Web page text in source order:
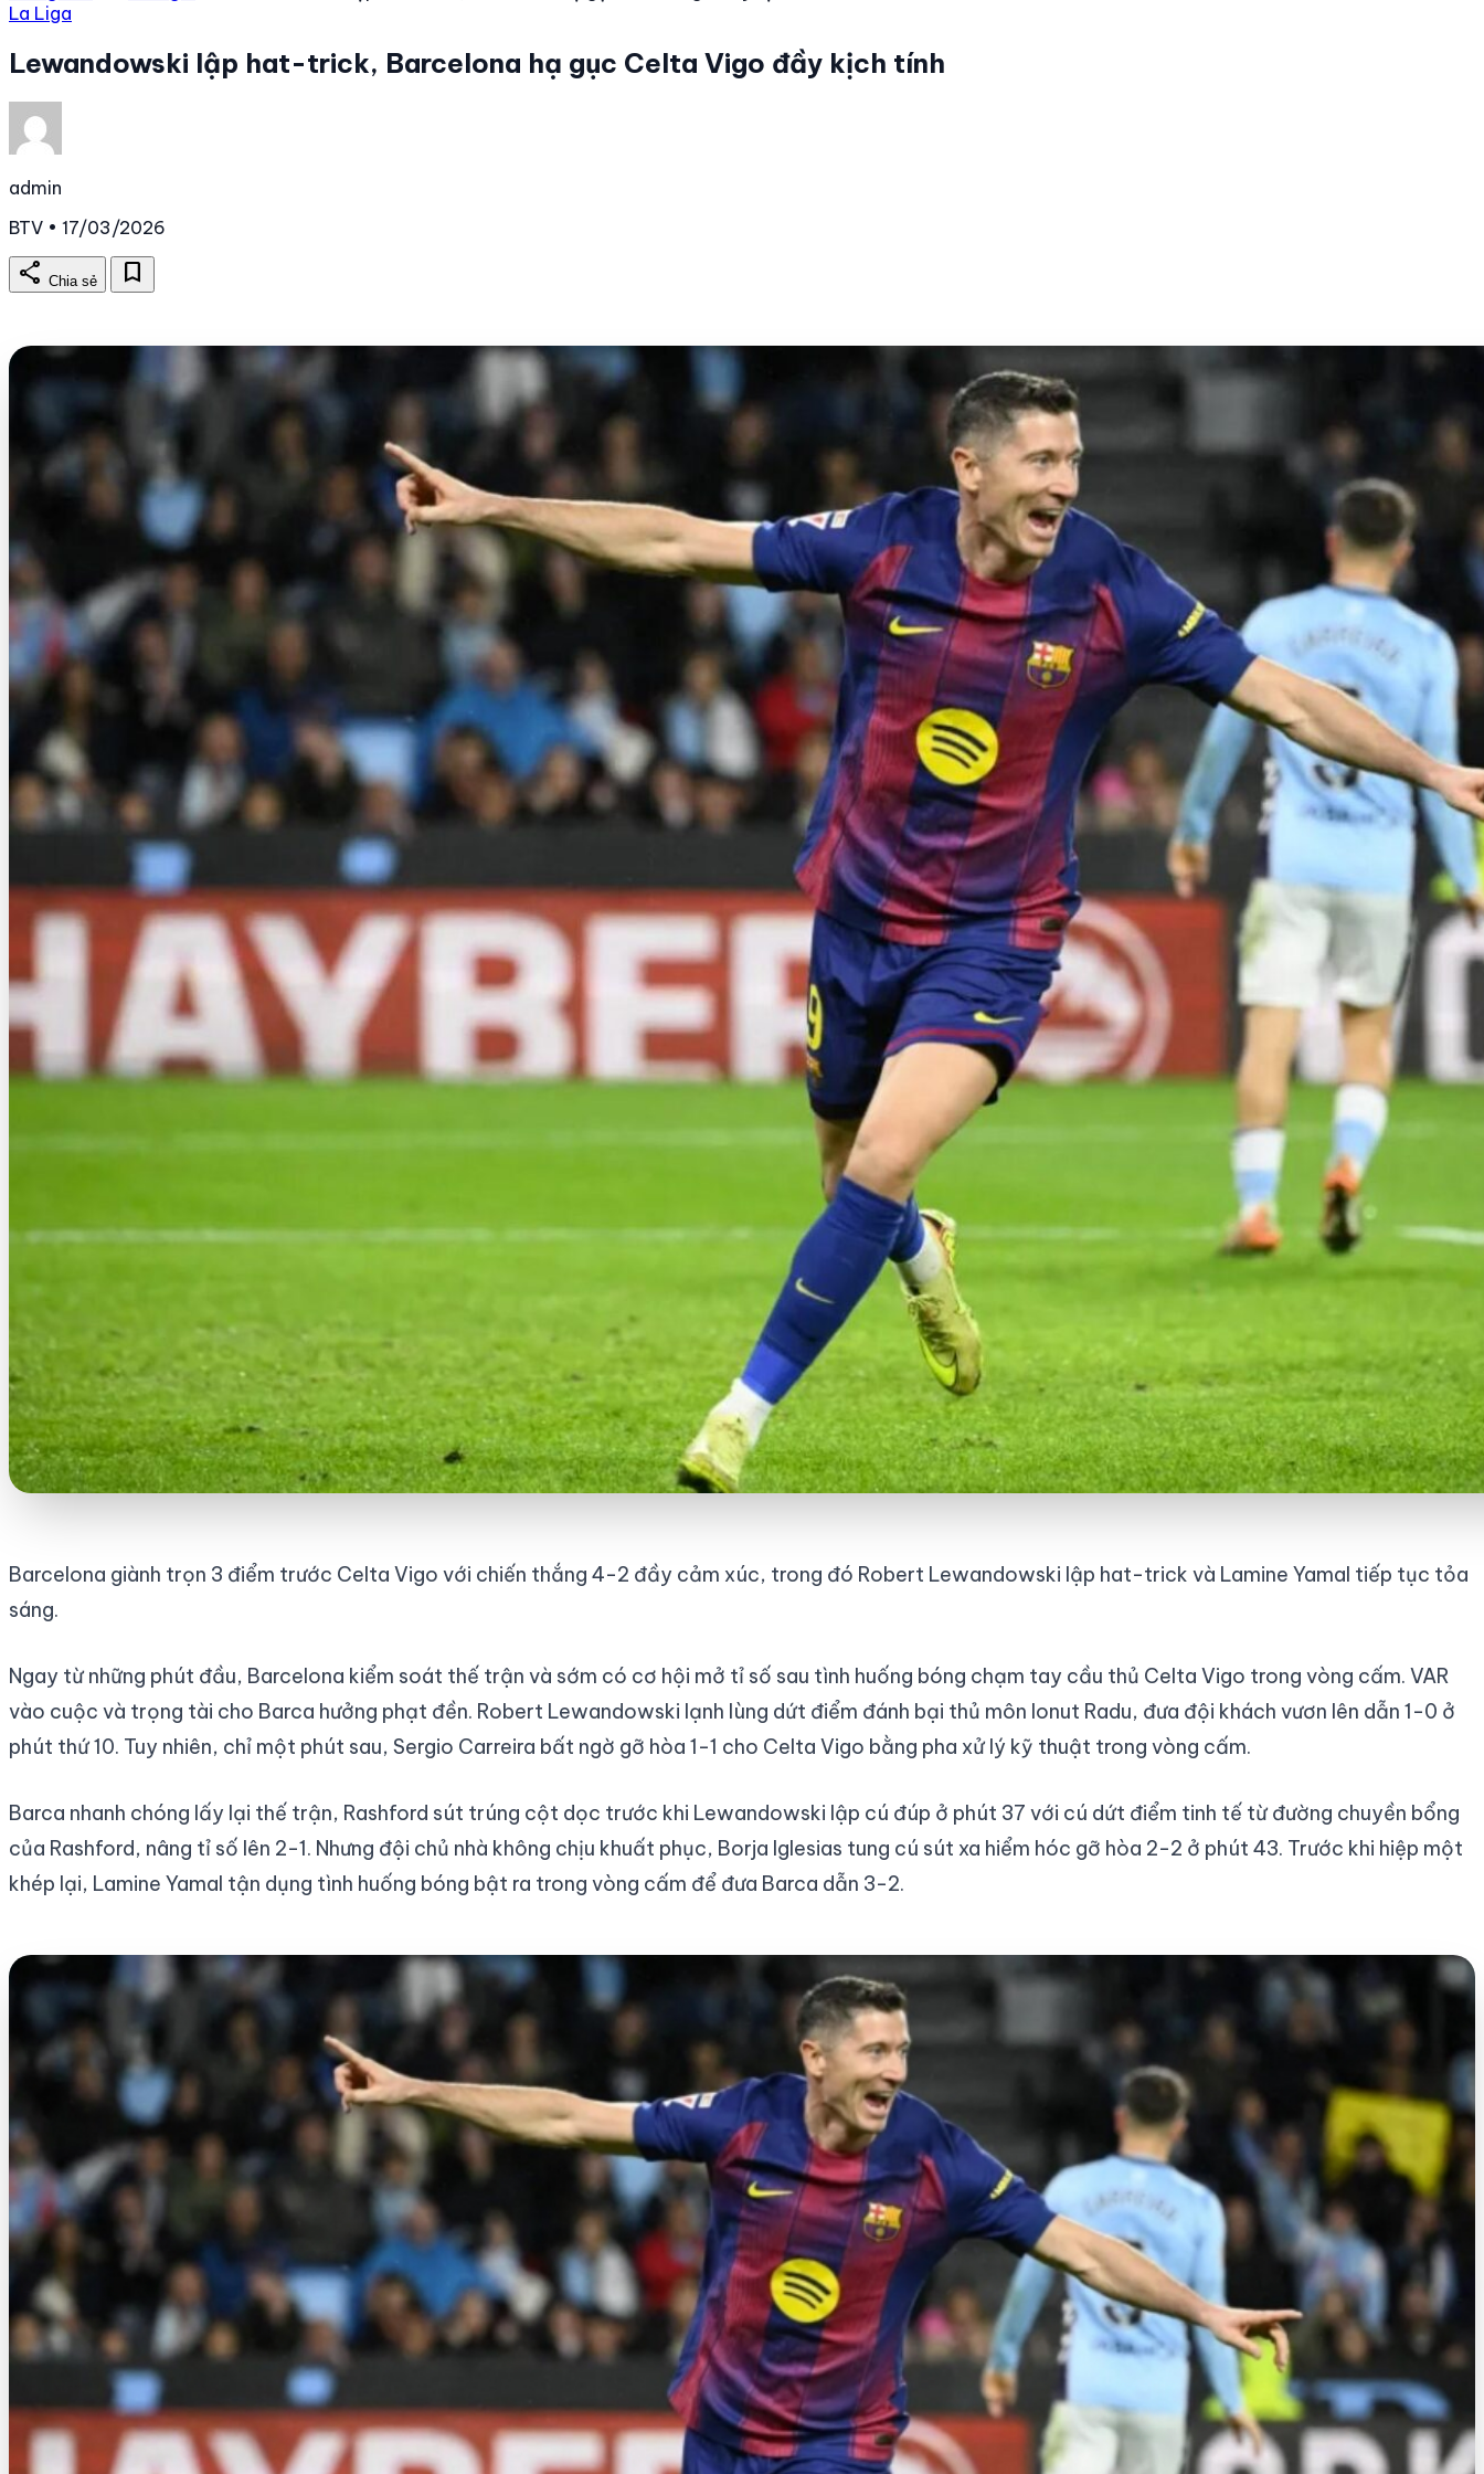
La Liga
Lewandowski lập hat-trick, Barcelona hạ gục Celta Vigo đầy kịch tính
admin
BTV • 17/03/2026
share Chia sẻ bookmark
Barcelona giành trọn 3 điểm trước Celta Vigo với chiến thắng 4-2 đầy cảm xúc, trong đó Robert Lewandowski lập hat-trick và Lamine Yamal tiếp tục tỏa
sáng.
Ngay từ những phút đầu, Barcelona kiểm soát thế trận và sớm có cơ hội mở tỉ số sau tình huống bóng chạm tay cầu thủ Celta Vigo trong vòng cấm. VAR
vào cuộc và trọng tài cho Barca hưởng phạt đền. Robert Lewandowski lạnh lùng dứt điểm đánh bại thủ môn Ionut Radu, đưa đội khách vươn lên dẫn 1-0 ở
phút thứ 10. Tuy nhiên, chỉ một phút sau, Sergio Carreira bất ngờ gỡ hòa 1-1 cho Celta Vigo bằng pha xử lý kỹ thuật trong vòng cấm.
Barca nhanh chóng lấy lại thế trận, Rashford sút trúng cột dọc trước khi Lewandowski lập cú đúp ở phút 37 với cú dứt điểm tinh tế từ đường chuyền bổng
của Rashford, nâng tỉ số lên 2-1. Nhưng đội chủ nhà không chịu khuất phục, Borja Iglesias tung cú sút xa hiểm hóc gỡ hòa 2-2 ở phút 43. Trước khi hiệp một
khép lại, Lamine Yamal tận dụng tình huống bóng bật ra trong vòng cấm để đưa Barca dẫn 3-2.